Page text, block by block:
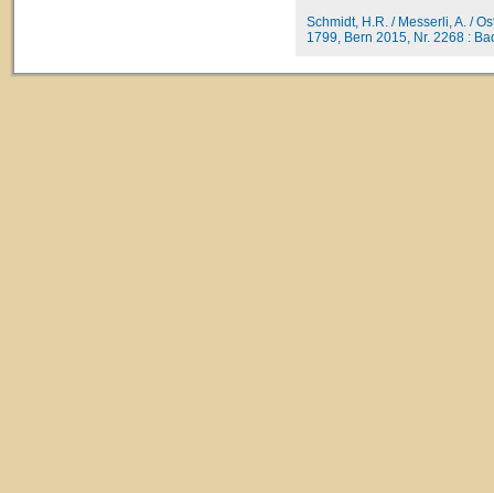
Schmidt, H.R. / Messerli, A. /
1799, Bern 2015, Nr. 2268 :